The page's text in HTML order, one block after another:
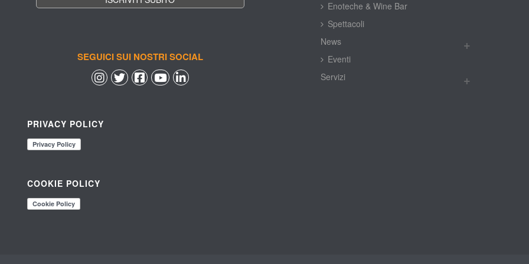
SEGUICI SUI NOSTRI SOCIAL
PRIVACY POLICY
COOKIE POLICY
Enoteche & Wine Bar
Spettacoli
New
Eventi
Servizi